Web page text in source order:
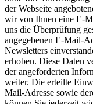
der Webseite
wir von Ihnen eine E-
uns die Überprüfung
angegebenen E-Mail-
Newsletters
erhoben. Diese Daten
der angeforderten
weiter. Die erteilte
Mail-Adresse sowie